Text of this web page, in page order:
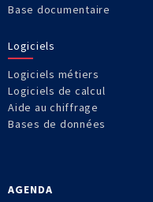
Base documentaire
Logiciels
Logiciels métiers
Logiciels de calcul
Aide au chiffrage
Bases de données
AGENDA